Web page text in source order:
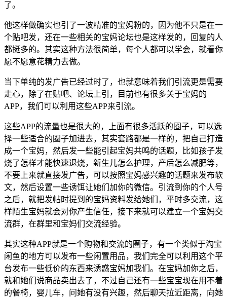
了。
他这样做确实也引了一波精准的宝妈粉的，因为他不只是在一
个贴吧发，还在一些相关的宝妈论坛也是这样发的，回复的人
都挺多的。其实这种方法很简单，每个人都可以学会，就看你
愿不愿意花精力去做。
当下单纯的发广告已经过时了，也就意味着我们引流更是需要
走心，除了在贴吧、论坛上引，目前也有很多关于宝妈的
APP，我们可以利用这些APP来引流。
这些APP的流量也是很大的，上面有很多活跃的圈子，可以选
择一些适合的圈子加进去，其实套路都是一样的，把自己打造
成一个宝妈，然后发一些能引起宝妈共鸣的话题，比如孩子发
烧了怎样才能快速退烧，新生儿怎么护理，产后怎么减肥等，
不要上来就直接发广告，可以按照宝妈感兴趣的话题来发布软
文，然后设置一些诱饵让她们加你的微信。引流到你的个人号
之后，就把发帖时提到的宝妈资料发给她们，平时多交流，这
样陌生宝妈就会对你产生信任，接下来就可以建立一个宝妈交
流群，在群里和宝妈们交流经验。
其实这种APP就是一个购物和交流的圈子，有一个类似于淘宝
闲鱼的地方可以发布一些闲置用品，我们完全可以利用这个平
台发布一些低价的东西来诱惑宝妈加我们。在宝妈加你之后，
就和她们说商品卖出去了，不过自己还有一些宝宝现在用不着
的餐椅，婴儿车，问她有没有兴趣，然后聊天拉近距离，向她